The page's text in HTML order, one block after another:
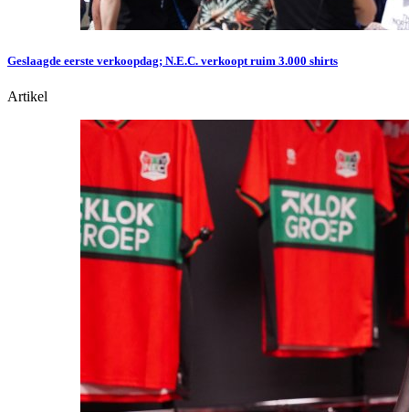
Geslaagde eerste verkoopdag; N.E.C. verkoopt ruim 3.000 shirts
Artikel